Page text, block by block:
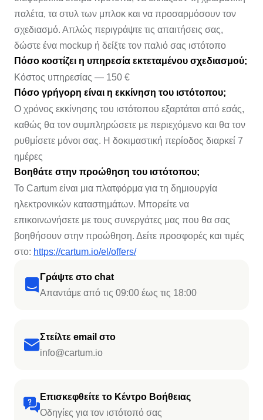
Γράψτε στο chat
Απαντάμε από τις 09:00 έως τις 18:00
Στείλτε email στο
info@cartum.io
Επισκεφθείτε το Κέντρο Βοήθειας
Οδηγίες για τον ιστότοπό σας
παλέτα, τα στυλ των μπλοκ και να προσαρμόσουν τον
σχεδιασμό. Απλώς περιγράψτε τις απαιτήσεις σας,
δώστε ένα mockup ή δείξτε τον παλιό σας ιστότοπο
Πόσο κοστίζει η υπηρεσία εκτεταμένου σχεδιασμού;
Κόστος υπηρεσίας — 150 €
Πόσο γρήγορη είναι η εκκίνηση του ιστότοπου;
Ο χρόνος εκκίνησης του ιστότοπου εξαρτάται από εσάς,
καθώς θα τον συμπληρώσετε με περιεχόμενο και θα τον
ρυθμίσετε μόνοι σας. Η δοκιμαστική περίοδος διαρκεί 7
ημέρες
Βοηθάτε στην προώθηση του ιστότοπου;
Το Cartum είναι μια πλατφόρμα για τη δημιουργία
ηλεκτρονικών καταστημάτων. Μπορείτε να
επικοινωνήσετε με τους συνεργάτες μας που θα σας
βοηθήσουν στην προώθηση. Δείτε προσφορές και τιμές
στο: https://cartum.io/el/offers/